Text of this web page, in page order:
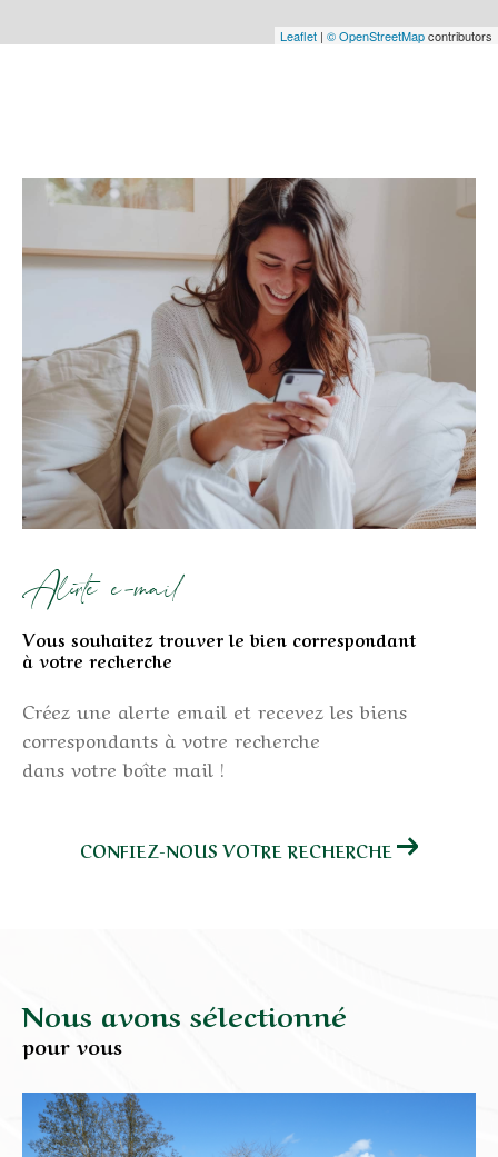
Leaflet | © OpenStreetMapcontributors
Alerte e-mail
Vous souhaitez trouver le bien correspondant
à votre recherche
Créez une alerte email et recevez les biens
correspondants à votre recherche
dans votre boîte mail !
CONFIEZ-NOUS VOTRE RECHERCHE
Nous avons sélectionné
pour vous